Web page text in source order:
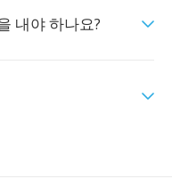
내야 하나요?